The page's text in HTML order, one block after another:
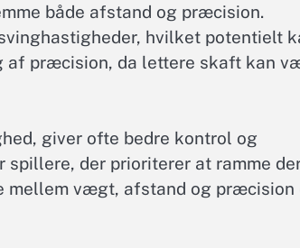
både afstand og præcision.
hvilket potentielt
af præcision, da lettere skaft kan
giver ofte bedre kontrol og
der prioriterer at ramme
mellem vægt, afstand og præcision